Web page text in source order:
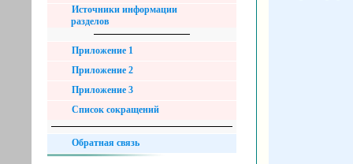
Источники информации
разделов
Приложение 1
Приложение 2
Приложение 3
Список сокращений
Обратная связь